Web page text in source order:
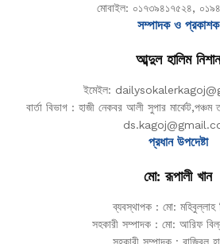
মোবাইল: ০১৭৩৯৪১৭৫২৪,
সম্পাদক ও প্রকাশক
আব্দুল হালিম নিশান
ইমেইল:
বার্তা বিভাগ : হাজী নেকবর আলী সুপার মার্কেট,পঞ্চম
প্রধান উপদেষ্টা
মো: রূপালী খান
ব্যবস্থাপক : মো: মহিবুল্লাহ
সহকারী সম্পাদক : মো: আরিফ